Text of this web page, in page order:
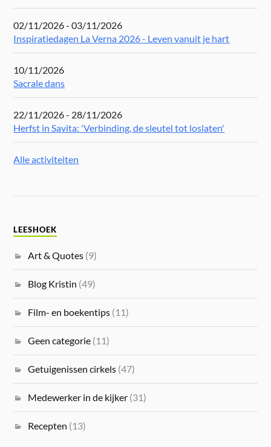
02/11/2026 - 03/11/2026
Inspiratiedagen La Verna 2026 - Leven vanuit je hart
10/11/2026
Sacrale dans
22/11/2026 - 28/11/2026
Herfst in Savita: 'Verbinding, de sleutel tot loslaten'
Alle activiteiten
LEESHOEK
Art & Quotes (9)
Blog Kristin (49)
Film- en boekentips (11)
Geen categorie (11)
Getuigenissen cirkels (47)
Medewerker in de kijker (31)
Recepten (13)